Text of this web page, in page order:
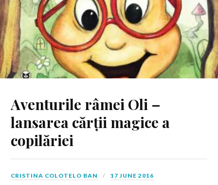
Aventurile râmei Oli –
lansarea cărții magice a
copilăriei
CRISTINA COLOTELO BAN 17 JUNE 2016